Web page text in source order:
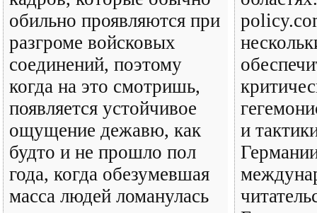
обильно проявляются при
разгроме войсковых
соединений, поэтому
когда на это смотришь,
появляется устойчивое
ощущение дежавю, как
будто и не прошло пол
года, когда обезумевшая
масса людей ломанулась
и